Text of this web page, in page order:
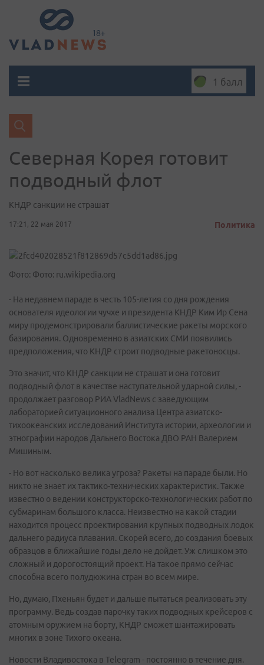
1 балл
Северная Корея готовит
подводный флот
КНДР санкции не страшат
17:21, 22 мая 2017 Политика
Фото: Фото: ru.wikipedia.org
- На недавнем параде в честь 105-летия со дня рождения
основателя идеологии чучхе и президента КНДР Ким Ир Сена
миру продемонстрировали баллистические ракеты морского
базирования. Одновременно в азиатских СМИ появились
предположения, что КНДР строит подводные ракетоносцы.
Это значит, что КНДР санкции не страшат и она готовит
подводный флот в качестве наступательной ударной силы, -
продолжает разговор РИА VladNews с заведующим
лабораторией ситуационного анализа Центра азиатско-
тихоокеанских исследований Института истории, археологии и
этнографии народов Дальнего Востока ДВО РАН Валерием
Мишиным.
- Но вот насколько велика угроза? Ракеты на параде были. Но
никто не знает их тактико-технических характеристик. Также
известно о ведении конструкторско-технологических работ по
субмаринам большого класса. Неизвестно на какой стадии
находится процесс проектирования крупных подводных лодок
дальнего радиуса плавания. Скорей всего, до создания боевых
образцов в ближайшие годы дело не дойдет. Уж слишком это
сложный и дорогостоящий проект. На такое прямо сейчас
способна всего полудюжина стран во всем мире.
Но, думаю, Пхеньян будет и дальше пытаться реализовать эту
программу. Ведь создав парочку таких подводных крейсеров с
атомным оружием на борту, КНДР сможет шантажировать
многих в зоне Тихого океана.
Новости Владивостока в Telegram - постоянно в течение дня.